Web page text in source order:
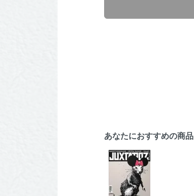
あなたにおすすめの商品